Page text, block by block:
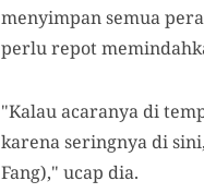
menyimpan semua
perlu repot
"Kalau acaranya di
karena seringnya di
Fang)," ucap dia.